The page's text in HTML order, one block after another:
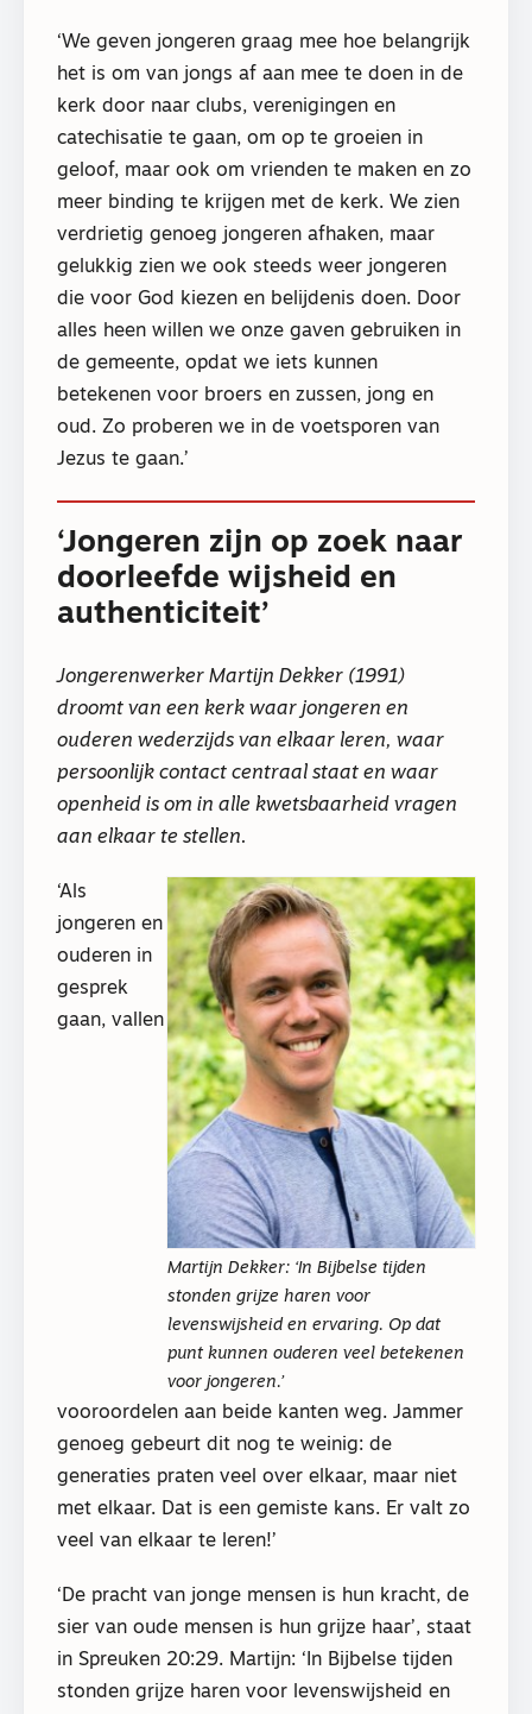
‘We geven jongeren graag mee hoe belangrijk
het is om van jongs af aan mee te doen in de
kerk door naar clubs, verenigingen en
catechisatie te gaan, om op te groeien in
geloof, maar ook om vrienden te maken en zo
meer binding te krijgen met de kerk. We zien
verdrietig genoeg jongeren afhaken, maar
gelukkig zien we ook steeds weer jongeren
die voor God kiezen en belijdenis doen. Door
alles heen willen we onze gaven gebruiken in
de gemeente, opdat we iets kunnen
betekenen voor broers en zussen, jong en
oud. Zo proberen we in de voetsporen van
Jezus te gaan.’
‘Jongeren zijn op zoek naar
doorleefde wijsheid en
authenticiteit’
Jongerenwerker Martijn Dekker (1991)
droomt van een kerk waar jongeren en
ouderen wederzijds van elkaar leren, waar
persoonlijk contact centraal staat en waar
openheid is om in alle kwetsbaarheid vragen
aan elkaar te stellen.
Martijn Dekker: ‘In Bijbelse tijden
stonden grijze haren voor
levenswijsheid en ervaring. Op dat
punt kunnen ouderen veel betekenen
voor jongeren.’
‘Als
jongeren en
ouderen in
gesprek
gaan, vallen
vooroordelen aan beide kanten weg. Jammer
genoeg gebeurt dit nog te weinig: de
generaties praten veel over elkaar, maar niet
met elkaar. Dat is een gemiste kans. Er valt zo
veel van elkaar te leren!’
‘De pracht van jonge mensen is hun kracht, de
sier van oude mensen is hun grijze haar’, staat
in Spreuken 20:29. Martijn: ‘In Bijbelse tijden
stonden grijze haren voor levenswijsheid en